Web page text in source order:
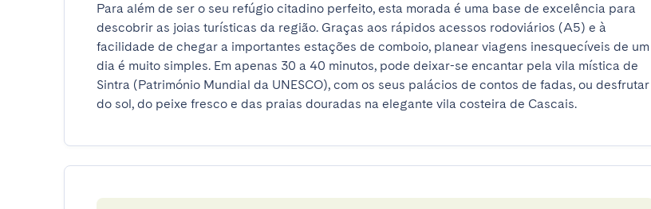
Para além de ser o seu refúgio citadino perfeito, esta morada é uma base de excelência para
descobrir as joias turísticas da região. Graças aos rápidos acessos rodoviários (A5) e à
facilidade de chegar a importantes estações de comboio, planear viagens inesquecíveis de um
dia é muito simples. Em apenas 30 a 40 minutos, pode deixar-se encantar pela vila mística de
Sintra (Património Mundial da UNESCO), com os seus palácios de contos de fadas, ou desfrutar
do sol, do peixe fresco e das praias douradas na elegante vila costeira de Cascais.